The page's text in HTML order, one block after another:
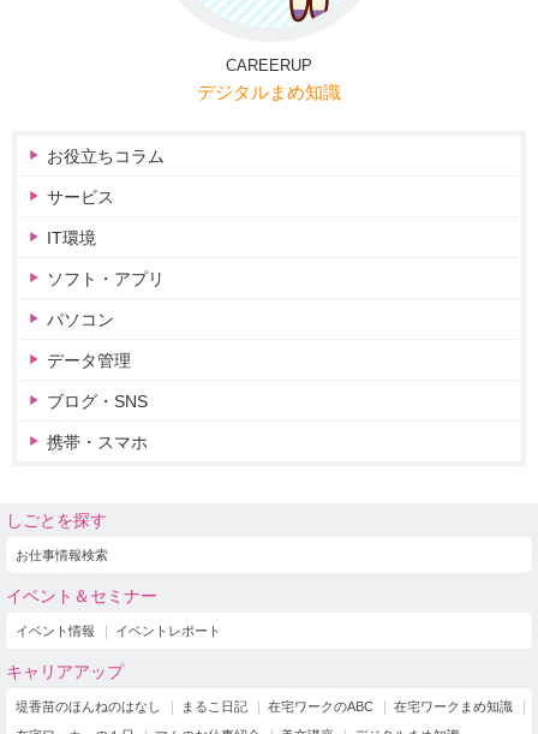
CAREERUP
デジタルまめ知識
お役立ちコラム
サービス
IT環境
ソフト・アプリ
パソコン
データ管理
ブログ・SNS
携帯・スマホ
しごとを探す
お仕事情報検索
イベント＆セミナー
イベント情報 イベントレポート
キャリアアップ
堤香苗のほんねのはなし まるこ日記 在宅ワークのABC
在宅ワークまめ知識